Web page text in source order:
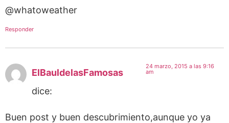
@whatoweather
Responder
ElBauldelasFamosas
dice:
24 marzo, 2015 a las 9:16
am
Buen post y buen descubrimiento,aunque yo ya